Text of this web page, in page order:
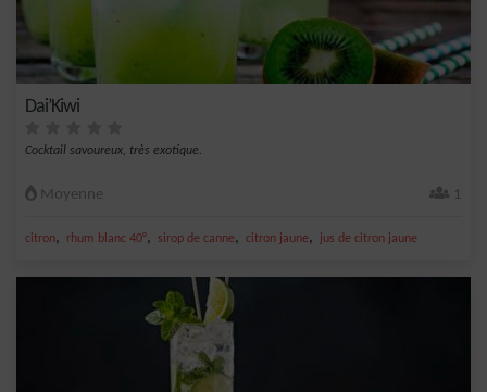
Dai’Kiwi
Cocktail savoureux, très exotique.
Moyenne 1
citron, rhum blanc 40°, sirop de canne, citron jaune, jus de citron jaune